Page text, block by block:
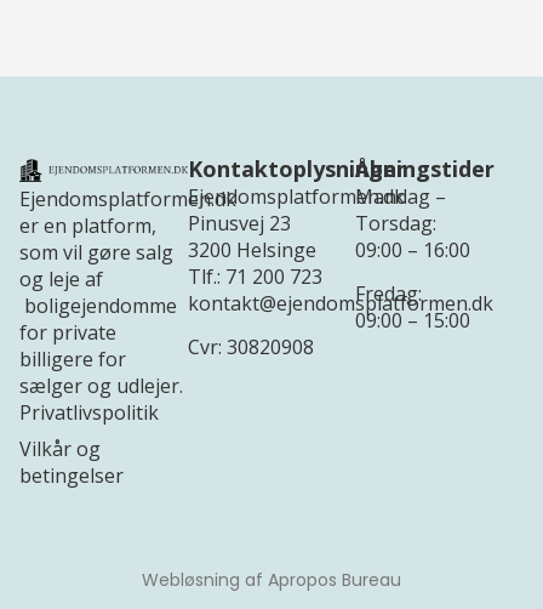
Kontaktoplysninger
Ejendomsplatformen.dk
Pinusvej 23
3200 Helsinge
Tlf.: 71 200 723
kontakt@ejendomsplatformen.dk
Cvr: 30820908
Ejendomsplatformen.dk
er en platform,
som vil gøre salg
og leje af
boligejendomme
for private
billigere for
sælger og udlejer.
Privatlivspolitik
Vilkår og
betingelser
Åbningstider
Mandag –
Torsdag:
09:00 – 16:00
Fredag:
09:00 – 15:00
Webløsning af Apropos Bureau